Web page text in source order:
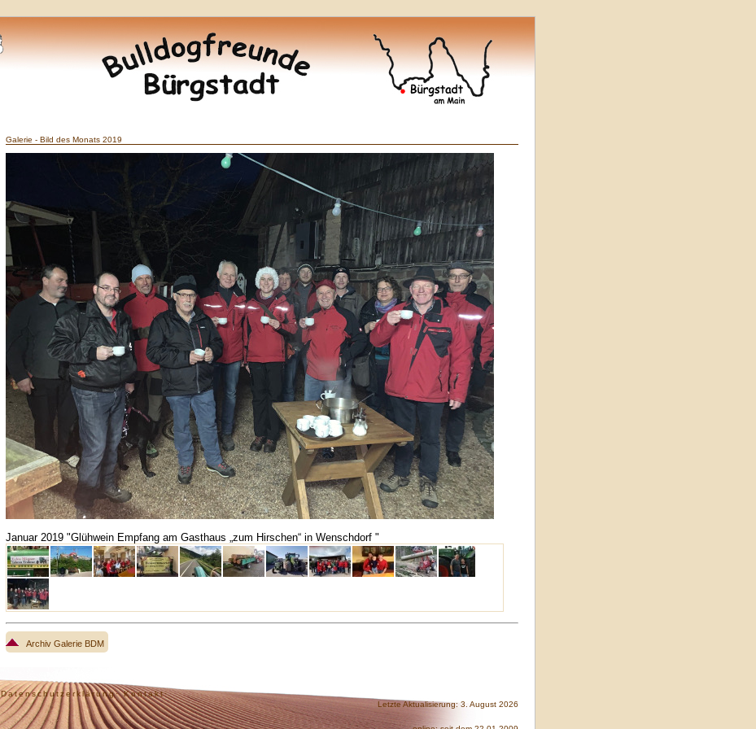
Galerie - Bild des Monats 2019
Januar 2019 "Glühwein Empfang am Gasthaus „zum Hirschen“ in Wenschdorf "
Archiv Galerie BDM
Datenschutzerklärung· Kontakt·
Letzte Aktualisierung: 3. August 2026